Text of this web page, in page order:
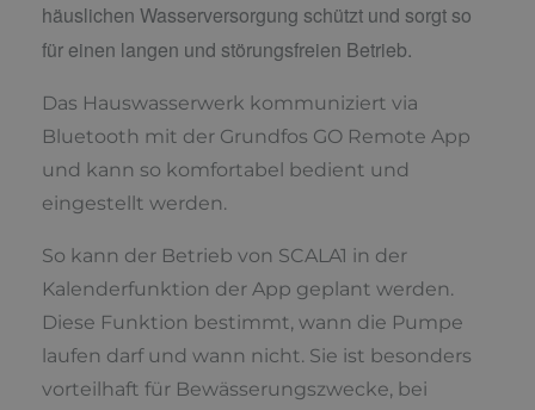
häuslichen Wasserversorgung schützt und sorgt so
für einen langen und störungsfreien Betrieb.
Das Hauswasserwerk kommuniziert via
Bluetooth mit der Grundfos GO Remote App
und kann so komfortabel bedient und
eingestellt werden.
So kann der Betrieb von SCALA1 in der
Kalenderfunktion der App geplant werden.
Diese Funktion bestimmt, wann die Pumpe
laufen darf und wann nicht. Sie ist besonders
vorteilhaft für Bewässerungszwecke, bei